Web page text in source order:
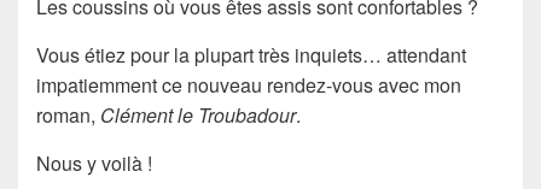
Les coussins où vous êtes assis sont confortables ?
Vous étiez pour la plupart très inquiets… attendant
impatiemment ce nouveau rendez-vous avec mon
roman, Clément le Troubadour.
Nous y voilà !